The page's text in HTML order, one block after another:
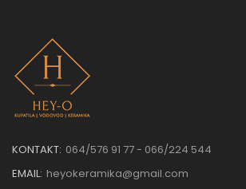
KONTAKT: 064/576 91 77 - 066/224 544
EMAIL: heyokeramika@gmail.com